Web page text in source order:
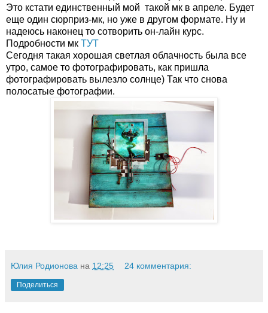
Это кстати единственный мой такой мк в апреле. Будет
еще один сюрприз-мк, но уже в другом формате. Ну и
надеюсь наконец то сотворить он-лайн курс.
Подробности мк ТУТ
Сегодня такая хорошая светлая облачность была все
утро, самое то фотографировать, как пришла
фотографировать вылезло солнце) Так что снова
полосатые фотографии.
Юлия Родионова на 12:25 24 комментария:
Поделиться